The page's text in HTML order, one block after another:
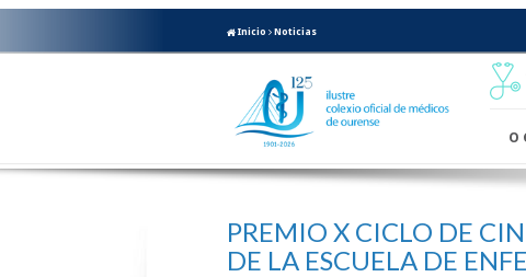
Inicio Noticias
O
PREMIO X CICLO DE
DE LA ESCUELA DE